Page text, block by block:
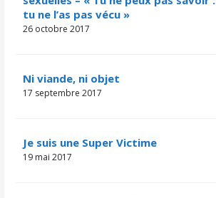
tu ne l’as pas vécu »
26 octobre 2017
Ni viande, ni objet
17 septembre 2017
Je suis une Super Victime
19 mai 2017